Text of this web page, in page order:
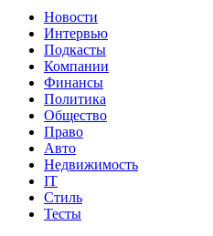
Новости
Интервью
Подкасты
Компании
Финансы
Политика
Общество
Право
Авто
Недвижимость
IT
Стиль
Тесты